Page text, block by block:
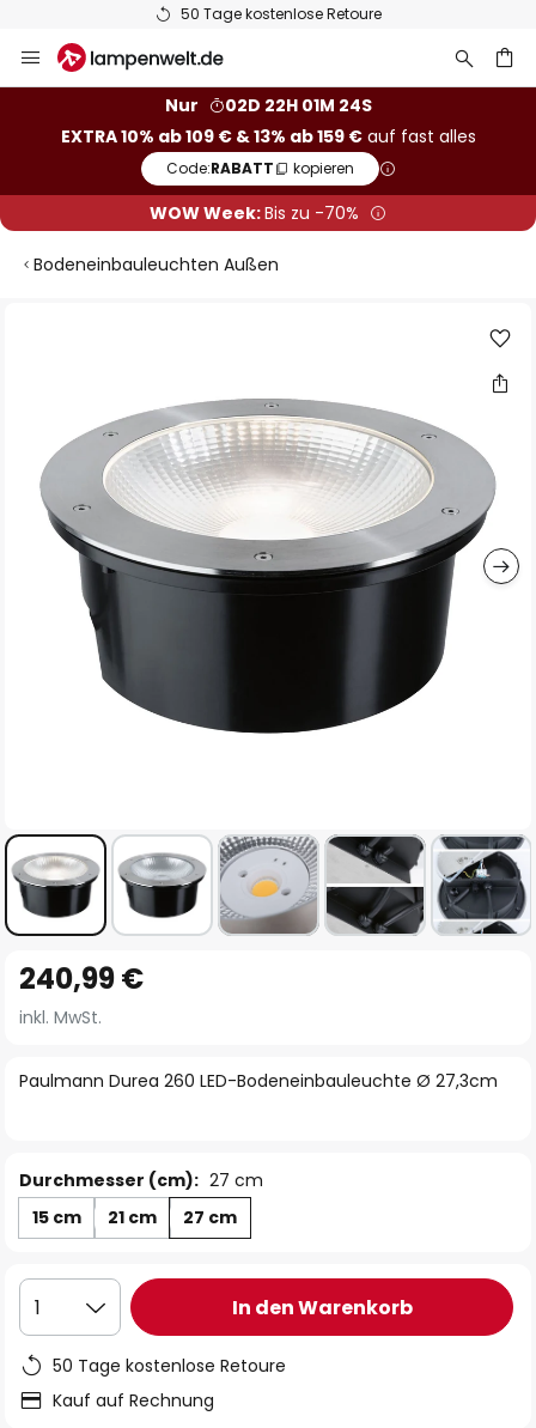
50 Tage kostenlose Retoure
Inhalt
Nur
02D 22H 01M 24S
EXTRA 10% ab 109 € & 13% ab 159 €auf fast alles
Code:RABATT kopieren
WOW Week:Bis zu -70%
Bodeneinbauleuchten Außen
springen
Anfang
der
springen
Paulmann Durea 260 LED-Bodeneinbauleuchte Ø 27,3cm
240,99 €
inkl. MwSt.
Durchmesser (cm): 27 cm
15 cm
21 cm 27 cm
1 In den Warenkorb
50 Tage kostenlose Retoure
Kauf auf Rechnung